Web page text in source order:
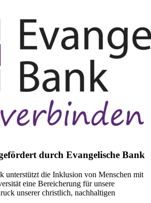
durch Evangelische Bank
unterstützt die Inklusion von Menschen mit
eine Bereicherung für unsere
unserer christlich, nachhaltigen